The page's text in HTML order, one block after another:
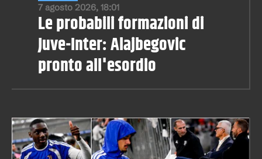
7 agosto 2026, 18:01
Le probabili formazioni di
Juve-Inter: Alajbegovic
pronto all'esordio